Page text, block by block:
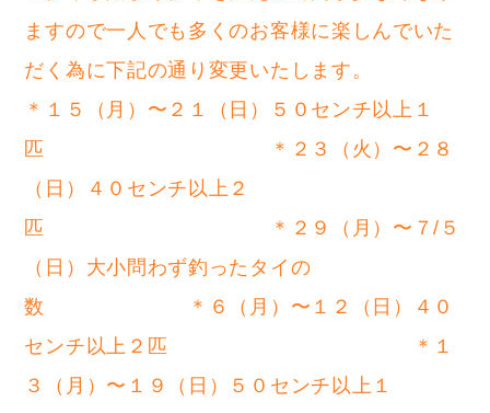
ますので一人でも多くのお客様に楽しんでいた
だく為に下記の通り変更いたします。
＊１５（月）〜２１（日）５０センチ以上１
匹 ＊２３（火）〜２８
（日）４０センチ以上２
匹 ＊２９（月）〜７/５
（日）大小問わず釣ったタイの
数 ＊６（月）〜１２（日）４０
センチ以上２匹 ＊１
３（月）〜１９（日）５０センチ以上１